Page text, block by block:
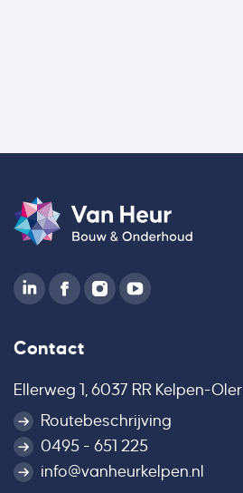
Contact
Ellerweg 1, 6037 RR Kelpen-Oler
Routebeschrijving
0495 - 651 225
info@vanheurkelpen.nl